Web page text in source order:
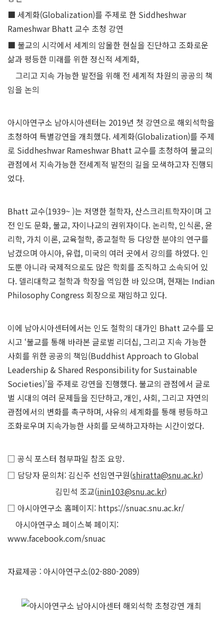
■ 세계화(Globalization)를 주제로 한 Siddheshwar
Rameshwar Bhatt 교수 초청 강연
■ 불교의 시각에서 세계의 암울한 현실을 진단하고 조화로운
삶과 평등한 미래를 위한 정신적 세계화,
그리고 지속 가능한 발전을 위해 전 세계적 차원의 공공의 책
임을 논의
아시아연구소 남아시아센터는 2019년 첫 강연으로 해외석학을
초청하여 특별강연을 개최했다. 세계화(Globalization)를 주제
로 Siddheshwar Rameshwar Bhatt 교수를 초청하여 불교의
관점에서 지속가능한 전세계적 발전의 길을 모색하고자 진행되
었다.
Bhatt 교수(1939~ )는 저명한 철학자, 산스크리트학자이며 고
전 인도 문화, 불교, 자이나교의 권위자이다. 논리학, 인식론, 윤
리학, 가치 이론, 교육철학, 종교철학 등 다양한 분야의 연구를
남겼으며 아시아, 유럽, 미국의 여러 곳에서 강의를 하였다. 인
도뿐 아니라 국제적으로도 많은 학회를 조직하고 소속되어 있
다. 델리대학교 철학과 학장을 역임한 바 있으며, 현재는 Indian
Philosophy Congress 회장으로 재임하고 있다.
이에 남아시아센터에서는 인도 철학의 대가인 Bhatt 교수를 모
시고 ‘불교를 통해 바라본 글로벌 리더십, 그리고 지속 가능한
사회를 위한 공공의 책임(Buddhist Approach to Global
Leadership & Shared Responsibility for Sustainable
Societies)’을 주제로 강연을 진행했다. 불교의 관점에서 글로
벌 시대의 여러 문제들을 진단하고, 개인, 사회, 그리고 자연의
관점에서의 변화를 촉구하며, 사유의 세계화를 통해 평등하고
조화로우며 지속가능한 사회를 모색하고자하는 시간이었다.
□ 공식 포스터 첨부파일 참조 요망.
□ 담당자 문의처: 김신주 선임연구원(shiratta@snu.ac.kr)
김민석 조교(inin103@snu.ac.kr)
□ 아시아연구소 홈페이지: https://snuac.snu.ac.kr/
아시아연구소 페이스북 페이지:
www.facebook.com/snuac
자료제공 : 아시아연구소(02-880-2089)